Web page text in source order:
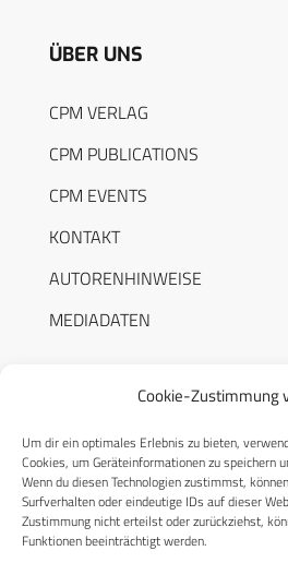
Cookie-Zustimmung
Um dir ein optimales Erlebnis zu bieten,
Cookies, um Geräteinformationen zu speichern
Wenn du diesen Technologien zustimmst,
Surfverhalten oder eindeutige IDs auf dieser
Zustimmung nicht erteilst oder zurückziehst,
Funktionen beeinträchtigt werden.
ÜBER UNS
CPM VERLAG
CPM PUBLICATIONS
CPM EVENTS
KONTAKT
AUTORENHINWEISE
MEDIADATEN
RECHTLICHES
Datenschutzerklärung
Cookie-Richtlinie (EU)